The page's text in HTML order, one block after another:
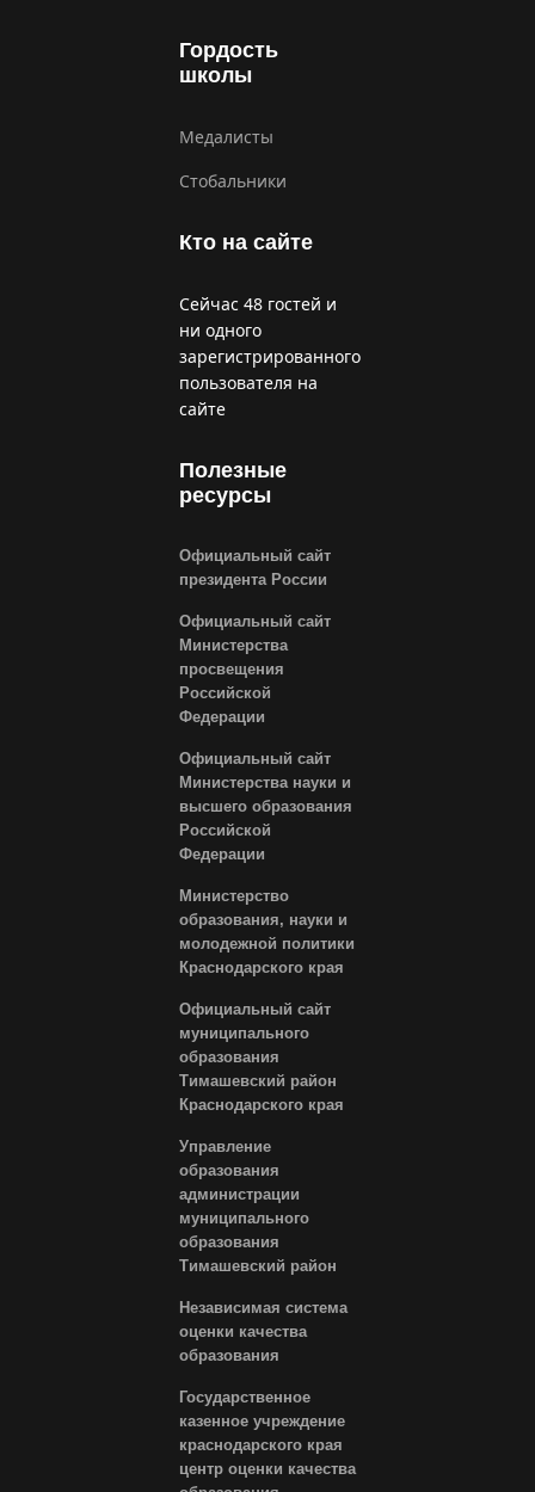
Гордость
школы
Медалисты
Стобальники
Кто на сайте
Сейчас 48 гостей и
ни одного
зарегистрированного
пользователя на
сайте
Полезные
ресурсы
Официальный сайт
президента России
Официальный сайт
Министерства
просвещения
Российской
Федерации
Официальный сайт
Министерства науки и
высшего образования
Российской
Федерации
Министерство
образования, науки и
молодежной политики
Краснодарского края
Официальный сайт
муниципального
образования
Тимашевский район
Краснодарского края
Управление
образования
администрации
муниципального
образования
Тимашевский район
Независимая система
оценки качества
образования
Государственное
казенное учреждение
краснодарского края
центр оценки качества